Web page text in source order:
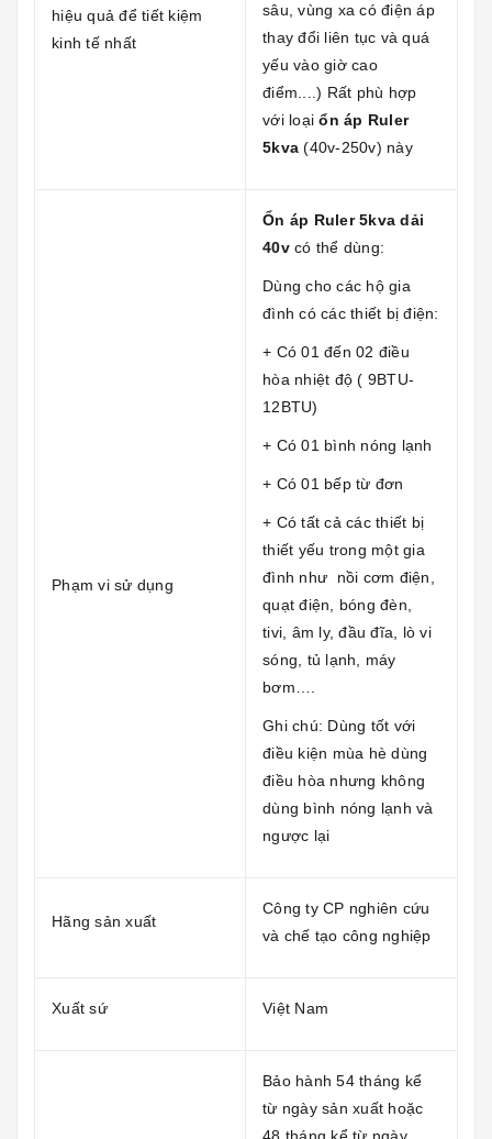
hiệu quả để tiết kiệm
kinh tế nhất
sâu, vùng xa có điện áp
thay đổi liên tục và quá
yếu vào giờ cao
điểm....) Rất phù hợp
với loạiổn áp Ruler
5kva (40v-250v) này
Phạm vi sử dụng
Ổn áp Ruler 5kva dải
40v có thể dùng:
Dùng cho các hộ gia
đình có các thiết bị điện:
+ Có 01 đến 02 điều
hòa nhiệt độ ( 9BTU-
12BTU)
+ Có 01 bình nóng lạnh
+ Có 01 bếp từ đơn
+ Có tất cả các thiết bị
thiết yếu trong một gia
đình như nồi cơm điện,
quạt điện, bóng đèn,
tivi, âm ly, đầu đĩa, lò vi
sóng, tủ lạnh, máy
bơm….
Ghi chú: Dùng tốt với
điều kiện mùa hè dùng
điều hòa nhưng không
dùng bình nóng lạnh và
ngược lại
Hãng sản xuất
Công ty CP nghiên cứu
và chế tạo công nghiệp
Xuất sứ Việt Nam
Bảo hành 54 tháng kể
từ ngày sản xuất hoặc